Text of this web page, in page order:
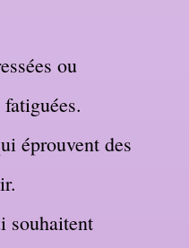
ou
éprouvent des
souhaitent